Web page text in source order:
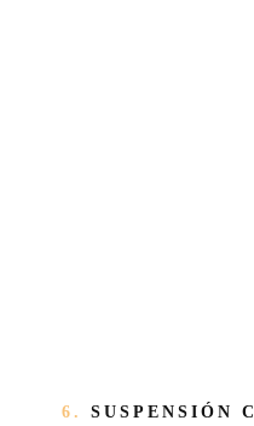
6. SUSPENSIÓN